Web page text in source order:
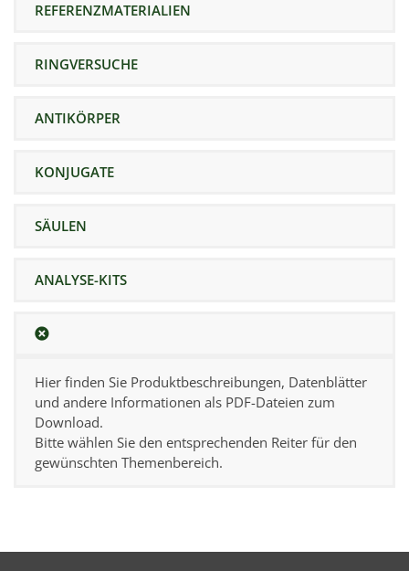
REFERENZMATERIALIEN
RINGVERSUCHE
ANTIKÖRPER
KONJUGATE
SÄULEN
ANALYSE-KITS
Hier finden Sie Produktbeschreibungen, Datenblätter
und andere Informationen als PDF-Dateien zum
Download.
Bitte wählen Sie den entsprechenden Reiter für den
gewünschten Themenbereich.